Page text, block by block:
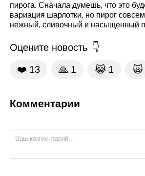
пирога. Сначала думешь, что это
вариация шарлотки, но пирог
нежный, сливочный и насыщенный
Оцените новость
❤️ 13 🙏 1 😹 1 🙀
Комментарии